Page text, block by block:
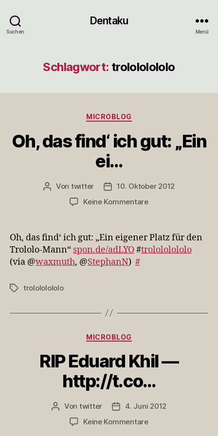
Suchen
Dentaku
Menü
Schlagwort: trolololololo
Kategorien
MICROBLOG
Oh, das find‘ ich gut: „Ein
ei…
Beitragsautor
Von twitter Veröffentlichungsdatum
10. Oktober 2012
Keine Kommentarezu
find‘
ich
gut:
Oh, das find‘ ich gut: „Ein eigener Platz für den
Trololo-Mann“ spon.de/adLYO#trolololololo
(via @waxmuth, @StephanN) #
Schlagwörter
trolololololo
Kategorien
MICROBLOG
RIP Eduard Khil —
http://t.co…
Beitragsautor
Von twitter Veröffentlichungsdatum
4. Juni 2012
Keine Kommentarezu